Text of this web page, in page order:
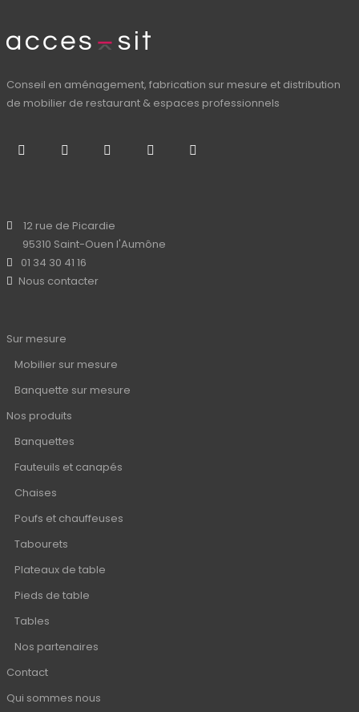
Conseil en aménagement, fabrication sur mesure et distribution
de mobilier de restaurant & espaces professionnels
12 rue de Picardie
95310 Saint-Ouen l'Aumône
01 34 30 41 16
Nous contacter
Sur mesure
Mobilier sur mesure
Banquette sur mesure
Nos produits
Banquettes
Fauteuils et canapés
Chaises
Poufs et chauffeuses
Tabourets
Plateaux de table
Pieds de table
Tables
Nos partenaires
Contact
Qui sommes nous